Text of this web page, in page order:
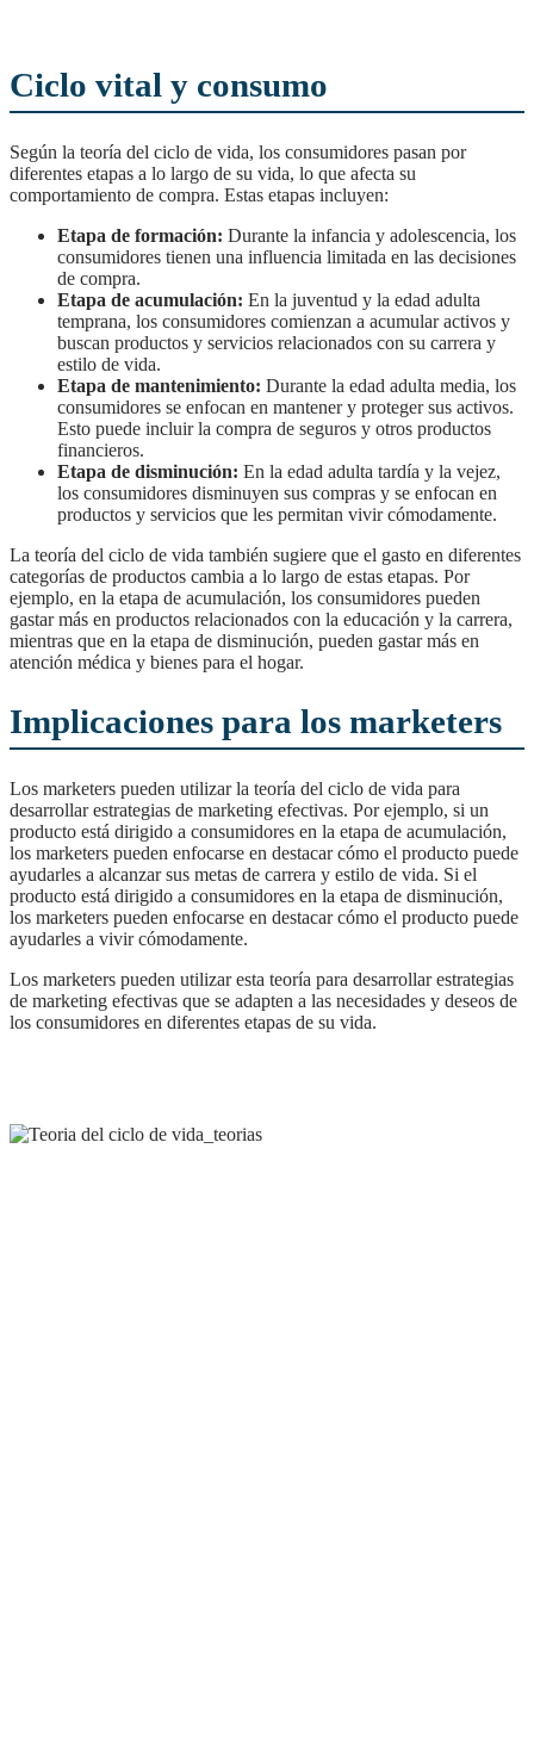
Ciclo vital y consumo
Según la teoría del ciclo de vida, los consumidores pasan por
diferentes etapas a lo largo de su vida, lo que afecta su
comportamiento de compra. Estas etapas incluyen:
Etapa de formación: Durante la infancia y adolescencia, los
consumidores tienen una influencia limitada en las decisiones
de compra.
Etapa de acumulación: En la juventud y la edad adulta
temprana, los consumidores comienzan a acumular activos y
buscan productos y servicios relacionados con su carrera y
estilo de vida.
Etapa de mantenimiento: Durante la edad adulta media, los
consumidores se enfocan en mantener y proteger sus activos.
Esto puede incluir la compra de seguros y otros productos
financieros.
Etapa de disminución: En la edad adulta tardía y la vejez,
los consumidores disminuyen sus compras y se enfocan en
productos y servicios que les permitan vivir cómodamente.
La teoría del ciclo de vida también sugiere que el gasto en diferentes
categorías de productos cambia a lo largo de estas etapas. Por
ejemplo, en la etapa de acumulación, los consumidores pueden
gastar más en productos relacionados con la educación y la carrera,
mientras que en la etapa de disminución, pueden gastar más en
atención médica y bienes para el hogar.
Implicaciones para los marketers
Los marketers pueden utilizar la teoría del ciclo de vida para
desarrollar estrategias de marketing efectivas. Por ejemplo, si un
producto está dirigido a consumidores en la etapa de acumulación,
los marketers pueden enfocarse en destacar cómo el producto puede
ayudarles a alcanzar sus metas de carrera y estilo de vida. Si el
producto está dirigido a consumidores en la etapa de disminución,
los marketers pueden enfocarse en destacar cómo el producto puede
ayudarles a vivir cómodamente.
Los marketers pueden utilizar esta teoría para desarrollar estrategias
de marketing efectivas que se adapten a las necesidades y deseos de
los consumidores en diferentes etapas de su vida.